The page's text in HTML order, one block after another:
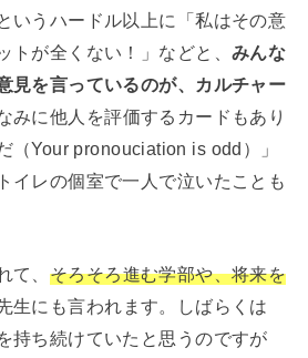
いうハードル以上に「私はその意
トが全くない！」などと、 みんな
見を言っているのが、カルチャー
みに他人を評価するカードもあり
（Your pronouciation is odd）」
イレの個室で一人で泣いたことも
て、 そろそろ進む学部や、将来を
生にも言われます。しばらくは
持ち続けていたと思うのですが